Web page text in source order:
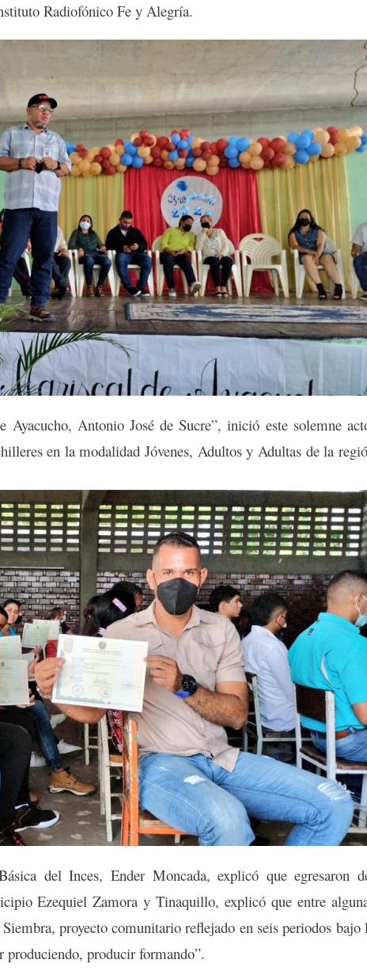
Radiofónico Fe y Alegría.
Antonio José de Sucre”, inició este solemne
en la modalidad Jóvenes, Adultos y Adultas de la
del Inces, Ender Moncada, explicó que egresaron
Ezequiel Zamora y Tinaquillo, explicó que entre
proyecto comunitario reflejado en seis periodos bajo
producir formando”.